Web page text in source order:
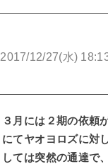
2017/12/27(水)
３月には２期の依頼
にてヤオヨロズに対
しては突然の通達で